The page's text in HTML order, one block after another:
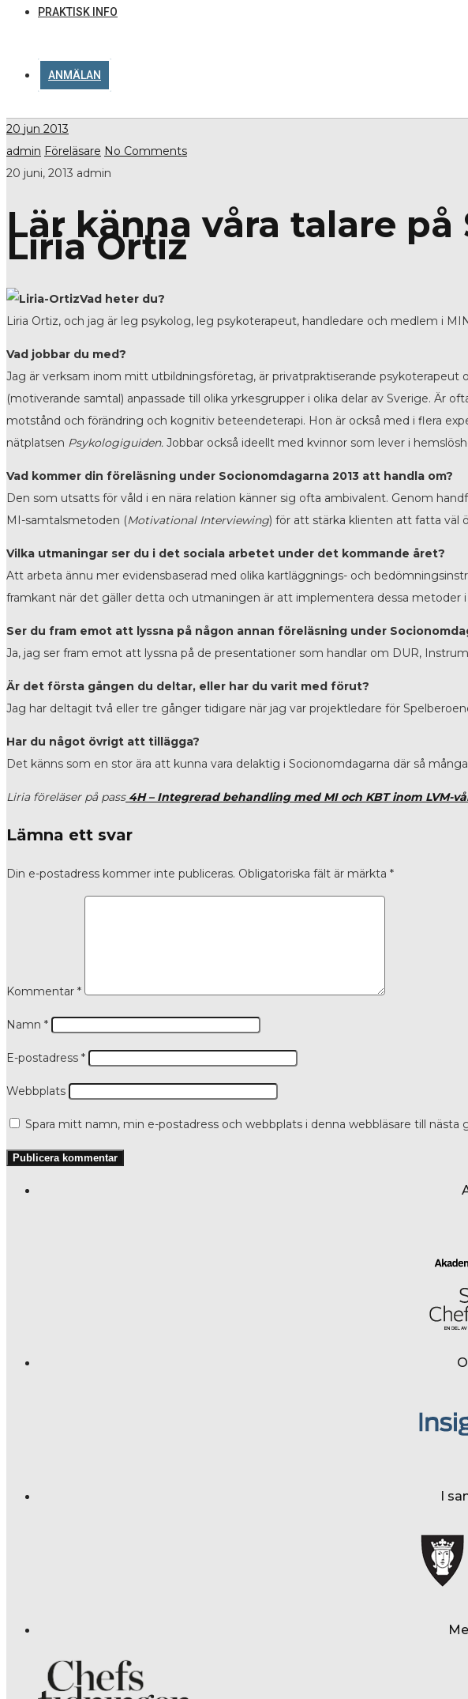
PRAKTISK INFO
ANMÄLAN
20 jun 2013
admin Föreläsare No Comments
20 juni, 2013 admin
Lär känna våra talare på
Liria Ortiz
Vad heter du?
Liria Ortiz, och jag är leg psykolog, leg psykoterapeut, handledare och medlem i
Vad jobbar du med?
Jag är verksam inom mitt utbildningsföretag, är privatpraktiserande
(motiverande samtal) anpassade till olika yrkesgrupper i olika delar av Sverige. Är
motstånd och förändring och kognitiv beteendeterapi. Hon är också med i flera
nätplatsen Psykologiguiden. Jobbar också ideellt med kvinnor som lever i
Vad kommer din föreläsning under Socionomdagarna 2013 att handla om?
Den som utsatts för våld i en nära relation känner sig ofta ambivalent. Genom
MI-samtalsmetoden (Motivational Interviewing) för att stärka klienten att fatta väl
Vilka utmaningar ser du i det sociala arbetet under det kommande året?
Att arbeta ännu mer evidensbaserad med olika kartläggnings- och
framkant när det gäller detta och utmaningen är att implementera dessa metoder
Ser du fram emot att lyssna på någon annan föreläsning under
Ja, jag ser fram emot att lyssna på de presentationer som handlar om DUR,
Är det första gången du deltar, eller har du varit med förut?
Jag har deltagit två eller tre gånger tidigare när jag var projektledare för
Har du något övrigt att tillägga?
Det känns som en stor ära att kunna vara delaktig i Socionomdagarna där så
Liria föreläser på pass4H – Integrerad behandling med MI och KBT inom LVM-
Lämna ett svar
Din e-postadress kommer inte publiceras. Obligatoriska fält är märkta *
Kommentar *
Namn *
E-postadress *
Webbplats
Spara mitt namn, min e-postadress och webbplats i denna webbläsare till nästa
I